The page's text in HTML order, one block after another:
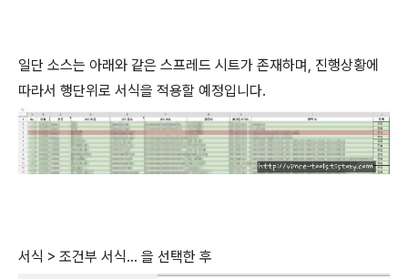
일단 소스는 아래와 같은 스프레드 시트가 존재하며, 진행상황에
따라서 행단위로 서식을 적용할 예정입니다.
서식 > 조건부 서식... 을 선택한 후